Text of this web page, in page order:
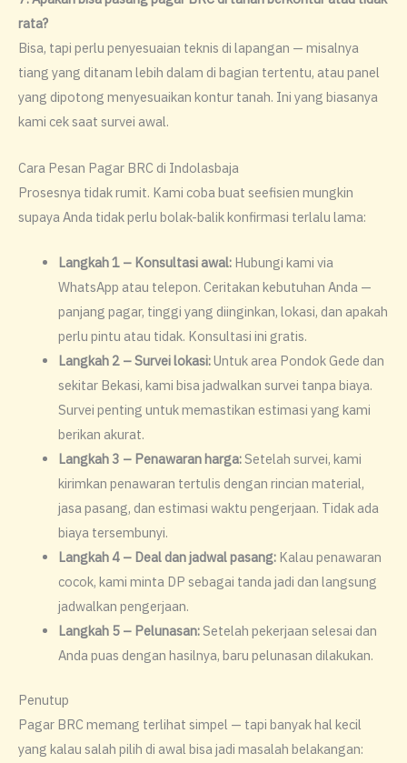
rata?
Bisa, tapi perlu penyesuaian teknis di lapangan — misalnya
tiang yang ditanam lebih dalam di bagian tertentu, atau panel
yang dipotong menyesuaikan kontur tanah. Ini yang biasanya
kami cek saat survei awal.
Cara Pesan Pagar BRC di Indolasbaja
Prosesnya tidak rumit. Kami coba buat seefisien mungkin
supaya Anda tidak perlu bolak-balik konfirmasi terlalu lama:
Langkah 1 – Konsultasi awal:Hubungi kami via
WhatsApp atau telepon. Ceritakan kebutuhan Anda —
panjang pagar, tinggi yang diinginkan, lokasi, dan apakah
perlu pintu atau tidak. Konsultasi ini gratis.
Langkah 2 – Survei lokasi:Untuk area Pondok Gede dan
sekitar Bekasi, kami bisa jadwalkan survei tanpa biaya.
Survei penting untuk memastikan estimasi yang kami
berikan akurat.
Langkah 3 – Penawaran harga:Setelah survei, kami
kirimkan penawaran tertulis dengan rincian material,
jasa pasang, dan estimasi waktu pengerjaan. Tidak ada
biaya tersembunyi.
Langkah 4 – Deal dan jadwal pasang:Kalau penawaran
cocok, kami minta DP sebagai tanda jadi dan langsung
jadwalkan pengerjaan.
Langkah 5 – Pelunasan:Setelah pekerjaan selesai dan
Anda puas dengan hasilnya, baru pelunasan dilakukan.
Penutup
Pagar BRC memang terlihat simpel — tapi banyak hal kecil
yang kalau salah pilih di awal bisa jadi masalah belakangan: